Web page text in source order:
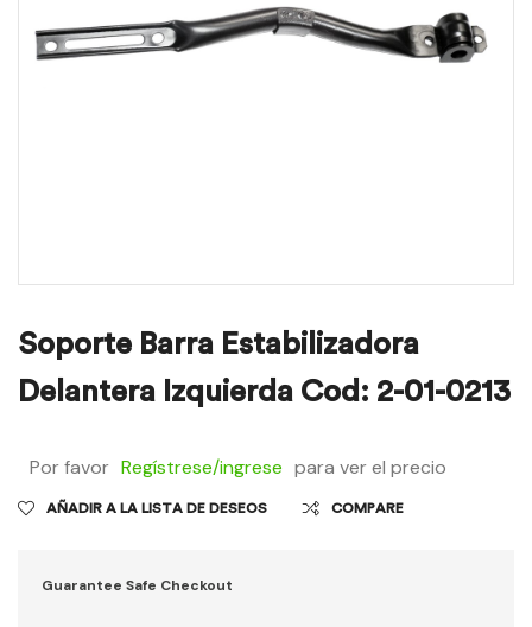
Soporte Barra Estabilizadora
Delantera Izquierda Cod: 2-01-0213
Por favor Regístrese/ingrese para ver el precio
AÑADIR A LA LISTA DE DESEOS COMPARE
Guarantee Safe Checkout